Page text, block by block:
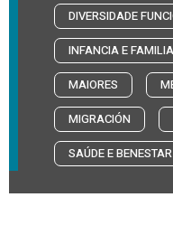
DIVERSIDADE
INFANCIA E FAMILIA
MAIORES
MIGRACIÓN
SAÚDE E BENESTAR